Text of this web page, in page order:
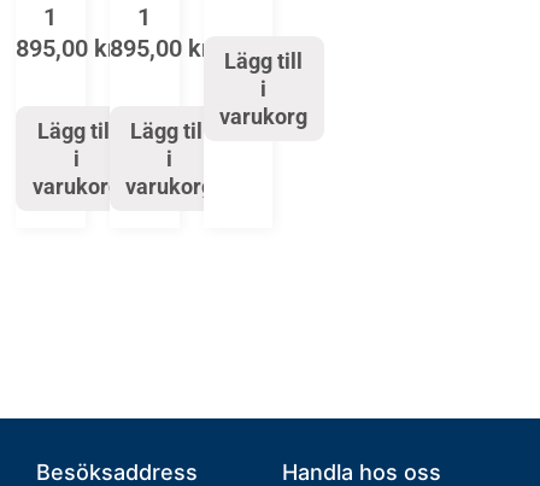
1
895,00 kr
Lägg till
i
varukorg
1
895,00 kr
Lägg till
i
varukorg
Lägg till
i
varukorg
Besöksaddress Handla hos oss